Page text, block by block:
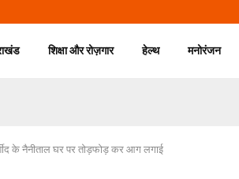
शिक्षा और रोज़गार हेल्थ मनोरंजन
के नैनीताल घर पर तोड़फोड़ कर आग लगाई